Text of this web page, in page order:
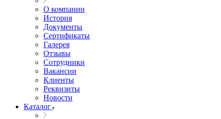
О компании
История
Документы
Сертификаты
Галерея
Отзывы
Сотрудники
Вакансии
Клиенты
Реквизиты
Новости
Каталог